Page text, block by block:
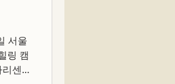
서울
링 캠
센